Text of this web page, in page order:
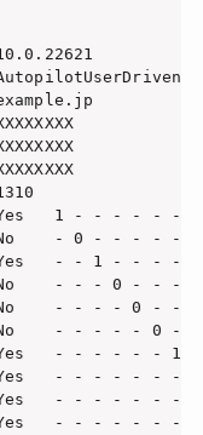
Yes   1 - - - - - -
No    - 0 - - - - -
Yes   - - 1 - - -
No    - - - 0 - - -
No    - - - - 0 - -
No    - - - - - 0 -
- - - - - - 1
Yes   - - - - - - -
Yes   - - - - - - -
Yes   - - - - - - -